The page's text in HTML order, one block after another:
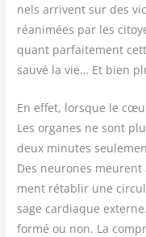
nels arrivent sur des
réani­mées par les
quant par­fai­te­ment
sau­vé la vie… Et bien
En effet, lorsque le
Les organes ne sont
deux minutes
Des neu­rones
ment réta­blir une
sage car­diaque
for­mé ou non. La